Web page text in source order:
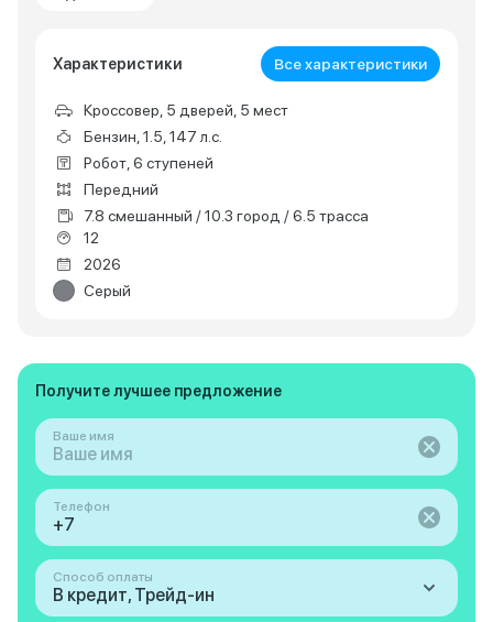
Характеристики Все характеристики
Кроссовер, 5 дверей, 5 мест
Бензин, 1.5, 147 л.с.
Робот, 6 ступеней
Передний
7.8 смешанный / 10.3 город / 6.5 трасса
12
2026
Серый
Получите лучшее предложение
Ваше имя
Телефон
Способ оплаты
В кредит, Трейд-ин